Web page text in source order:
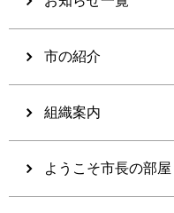
市の紹介
組織案内
ようこそ市長の部屋